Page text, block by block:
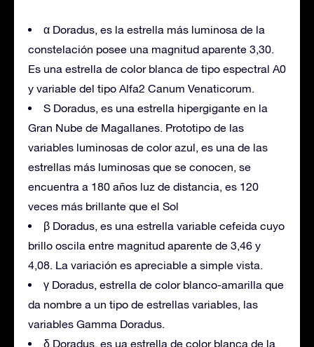
α Doradus, es la estrella más luminosa de la
constelación posee una magnitud aparente 3,30.
Es una estrella de color blanca de tipo espectral A0
y variable del tipo Alfa2 Canum Venaticorum.
S Doradus, es una estrella hipergigante en la
Gran Nube de Magallanes. Prototipo de las
variables luminosas de color azul, es una de las
estrellas más luminosas que se conocen, se
encuentra a 180 años luz de distancia, es 120
veces más brillante que el Sol
β Doradus, es una estrella variable cefeida cuyo
brillo oscila entre magnitud aparente de 3,46 y
4,08. La variación es apreciable a simple vista.
γ Doradus, estrella de color blanco-amarilla que
da nombre a un tipo de estrellas variables, las
variables Gamma Doradus.
δ Doradus, es ua estrella de color blanca de la